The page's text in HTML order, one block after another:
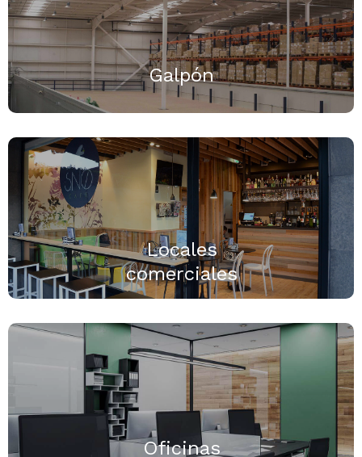
Galpón
Locales
comerciales
Oficinas